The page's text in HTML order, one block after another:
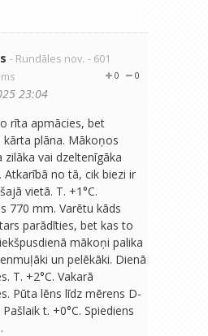
- Rundāles nov. - 601
0
0
23:04
rīta apmācies, bet
plāna. Mākoņos
zilāka vai dzeltenīgāka
Atkarībā no tā, cik biezi ir
vietā. T. +1°C.
770 mm. Varētu kāds
parādīties, bet kas to
mākoņi palika
un pelēkāki. Dienā
T. +2°C. Vakarā
Pūta lēns līdz mērens D-
t. +0°C. Spiediens